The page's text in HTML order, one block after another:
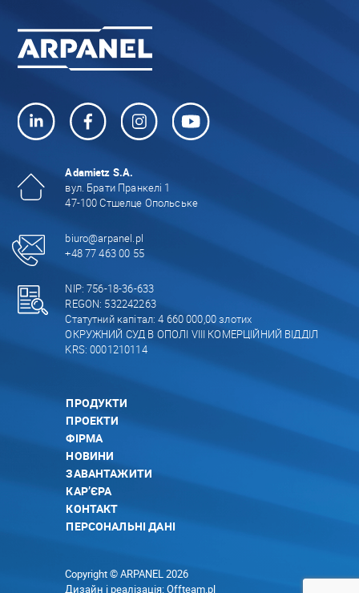
Adamietz S.A.
вул. Брати Пранкелі 1
47-100 Стшелце Опольське
biuro@arpanel.pl
+48 77 463 00 55
NIP: 756-18-36-633
REGON: 532242263
Статутний капітал: 4 660 000,00 злотих
ОКРУЖНИЙ СУД В ОПОЛІ VIII КОМЕРЦІЙНИЙ ВІДДІЛ
KRS: 0001210114
ПРОДУКТИ
ПРОЕКТИ
ФІРМА
НОВИНИ
ЗАВАНТАЖИТИ
КАР’ЄРА
КОНТАКТ
ПЕРСОНАЛЬНІ ДАНІ
Copyright © ARPANEL 2026
Дизайн і реалізація:Offteam.pl